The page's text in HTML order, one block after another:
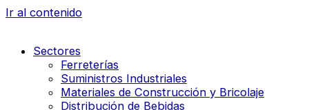
Ir al contenido
Sectores
Ferreterías
Suministros Industriales
Materiales de Construcción y Bricolaje
Distribución de Bebidas